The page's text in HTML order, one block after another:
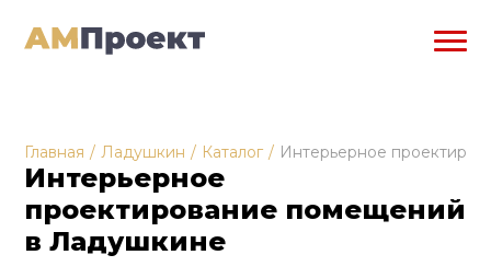
Главная / Ладушкин / Каталог / Интерьерное
Интерьерное
проектирование помещений
в Ладушкине